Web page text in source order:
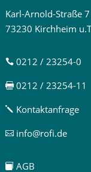
Karl-Arnold-Straße 7
73230 Kirchheim
0212 / 23254-0
0212 / 23254-11
j Kontaktanfrage
info@rofi.de
 AGB